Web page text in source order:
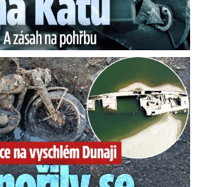
Vynořily se nacistické poklady!